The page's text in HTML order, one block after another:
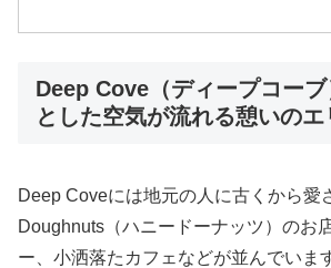
Deep Cove（ディープコーブ
とした空気が流れる憩いのエ
Deep Coveには地元の人に古くから愛
Doughnuts（ハニードーナッツ）のお
ー、小洒落たカフェなどが並んでいま